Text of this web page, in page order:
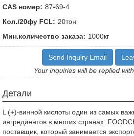
CAS номер: 87-69-4
Кол./20фу FCL: 20тон
Мин.количество заказа: 1000кг
Send Inquiry Email
Your inquiries will be replied
Детали
L (+)-винной кислоты один из самых
ингредиентов в многих странах.
поставщик, который занимается